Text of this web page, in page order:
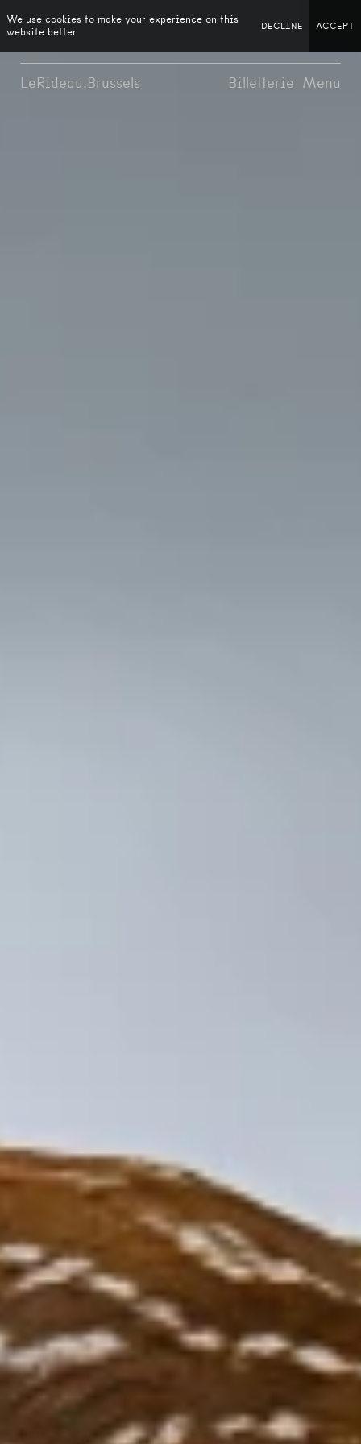
We use cookies to make your experience on this
website better
DECLINE ACCEPT
LeRideau.Brussels Billetterie Menu